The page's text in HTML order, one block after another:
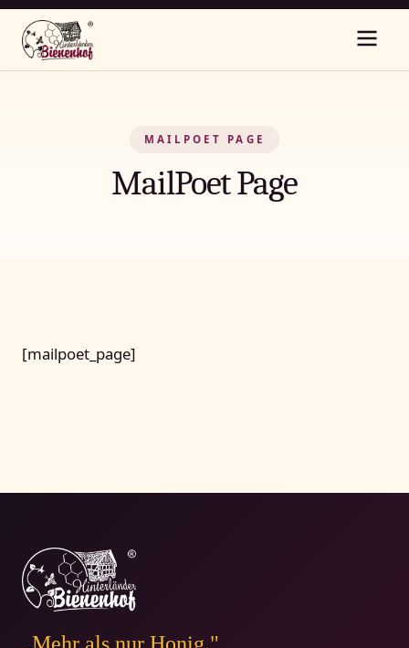
MAILPOET PAGE
MailPoet Page
[mailpoet_page]